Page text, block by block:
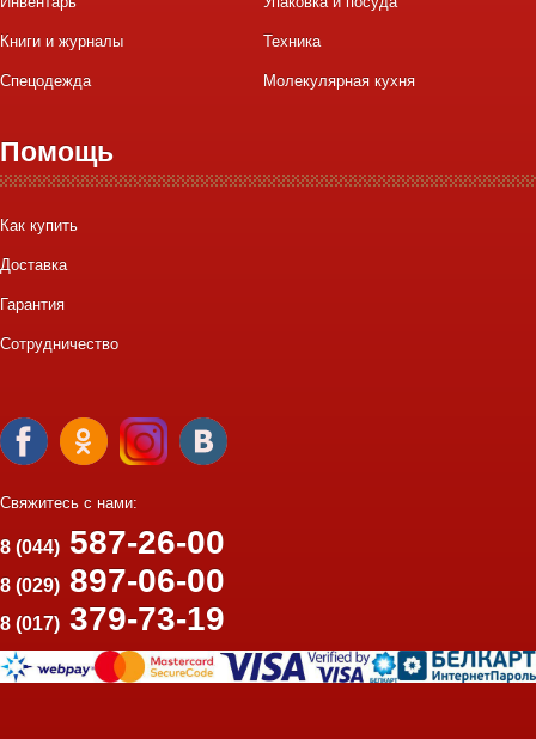
Книги и журналы Техника
Спецодежда Молекулярная кухня
Помощь
Как купить
Доставка
Гарантия
Сотрудничество
Свяжитесь с нами:
8 (044) 587-26-00
8 (029) 897-06-00
8 (017) 379-73-19